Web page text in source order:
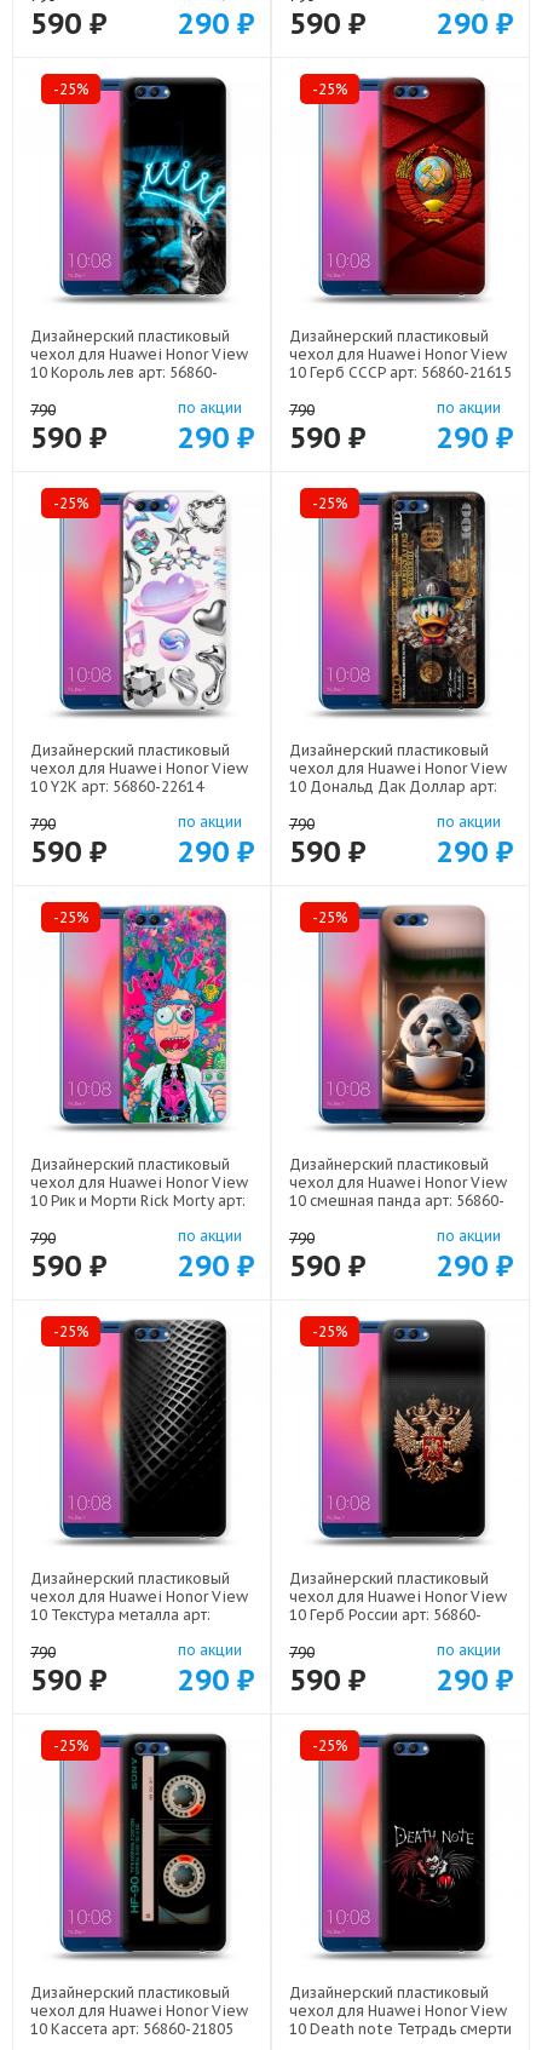
590 ₽ 290 ₽ 590 ₽ 290 ₽
-25%
Дизайнерский пластиковый
чехол для Huawei Honor View
10 Король лев арт: 56860-
790
590 ₽
по акции
290 ₽
-25%
Дизайнерский пластиковый
чехол для Huawei Honor View
10 Герб СССР арт: 56860-21615
790
590 ₽
по акции
290 ₽
-25%
Дизайнерский пластиковый
чехол для Huawei Honor View
10 Y2K арт: 56860-22614
790
590 ₽
по акции
290 ₽
-25%
Дизайнерский пластиковый
чехол для Huawei Honor View
10 Дональд Дак Доллар арт:
790
590 ₽
по акции
290 ₽
-25%
Дизайнерский пластиковый
чехол для Huawei Honor View
10 Рик и Морти Rick Morty арт:
790
590 ₽
по акции
290 ₽
-25%
Дизайнерский пластиковый
чехол для Huawei Honor View
10 смешная панда арт: 56860-
790
590 ₽
по акции
290 ₽
-25%
Дизайнерский пластиковый
чехол для Huawei Honor View
10 Текстура металла арт:
790
590 ₽
по акции
290 ₽
-25%
Дизайнерский пластиковый
чехол для Huawei Honor View
10 Герб России арт: 56860-
790
590 ₽
по акции
290 ₽
-25%
Дизайнерский пластиковый
чехол для Huawei Honor View
10 Кассета арт: 56860-21805
-25%
Дизайнерский пластиковый
чехол для Huawei Honor View
10 Death note Тетрадь смерти